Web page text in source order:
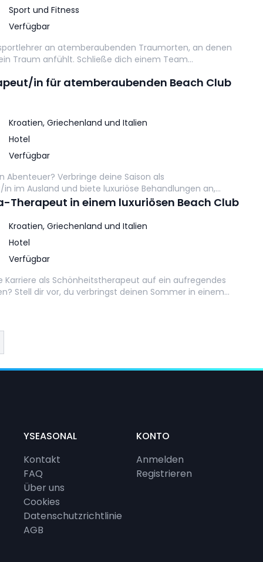
Sport und Fitness
Verfügbar
an atemberaubenden Traumorten, an denen
Traum anfühlt. Schließe dich einem Team
teilst.
in für atemberaubenden Beach Club
Kroatien, Griechenland und Italien
Hotel
Verfügbar
Abenteuer? Verbringe deine Saison als
im Ausland und biete luxuriöse Behandlungen an,
Erinnerungen in atemberaubenden Resorts
Therapeut in einem luxuriösen Beach Club
Kroatien, Griechenland und Italien
Hotel
Verfügbar
Karriere als Schönheitstherapeut auf ein aufregendes
Stell dir vor, du verbringst deinen Sommer in einem
YSEASONAL
Kontakt
FAQ
Über uns
Cookies
Datenschutzrichtlinie
AGB
KONTO
Anmelden
Registrieren